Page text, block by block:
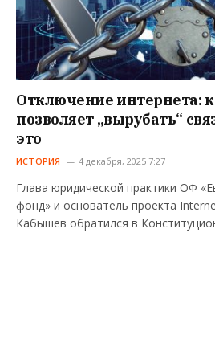
Отключение интернета:
позволяет „вырубать“
это
ИСТОРИЯ 4 декабря, 2025 7:27
Глава юридической практики ОФ
фонд» и основатель проекта
Кабышев обратился в